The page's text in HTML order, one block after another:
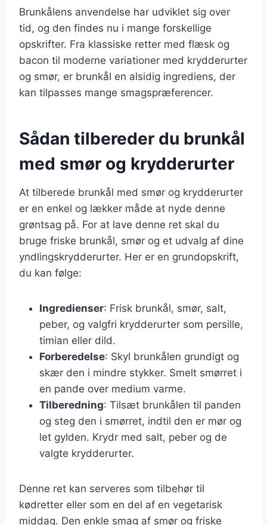
Brunkålens anvendelse har udviklet sig over
tid, og den findes nu i mange forskellige
opskrifter. Fra klassiske retter med flæsk og
bacon til moderne variationer med krydderurter
og smør, er brunkål en alsidig ingrediens, der
kan tilpasses mange smagspræferencer.
Sådan tilbereder du brunkål
med smør og krydderurter
At tilberede brunkål med smør og krydderurter
er en enkel og lækker måde at nyde denne
grøntsag på. For at lave denne ret skal du
bruge friske brunkål, smør og et udvalg af dine
yndlingskrydderurter. Her er en grundopskrift,
du kan følge:
Ingredienser: Frisk brunkål, smør, salt,
peber, og valgfri krydderurter som persille,
timian eller dild.
Forberedelse: Skyl brunkålen grundigt og
skær den i mindre stykker. Smelt smørret i
en pande over medium varme.
Tilberedning: Tilsæt brunkålen til panden
og steg den i smørret, indtil den er mør og
let gylden. Krydr med salt, peber og de
valgte krydderurter.
Denne ret kan serveres som tilbehør til
kødretter eller som en del af en vegetarisk
middag. Den enkle smag af smør og friske